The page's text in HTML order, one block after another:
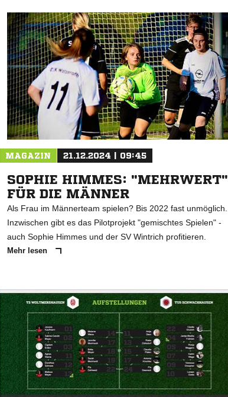
MAGAZIN 21.12.2024 | 09:45
SOPHIE HIMMES: "MEHRWERT"
FÜR DIE MÄNNER
Als Frau im Männerteam spielen? Bis 2022 fast unmöglich.
Inzwischen gibt es das Pilotprojekt "gemischtes Spielen" -
auch Sophie Himmes und der SV Wintrich profitieren.
Mehr lesen